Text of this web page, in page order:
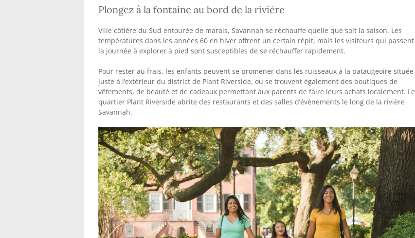
Plongez à la fontaine au bord de la rivière
Ville côtière du Sud entourée de marais, Savannah se réchauffe quelle que soit la saison. Les
températures dans les années 60 en hiver offrent un certain répit, mais les visiteurs qui passent
la journée à explorer à pied sont susceptibles de se réchauffer rapidement.
Pour rester au frais, les enfants peuvent se promener dans les ruisseaux à la pataugeoire située
juste à l’extérieur du district de Plant Riverside, où se trouvent également des boutiques de
vêtements, de beauté et de cadeaux permettant aux parents de faire leurs achats localement. Le
quartier Plant Riverside abrite des restaurants et des salles d’événements le long de la rivière
Savannah.